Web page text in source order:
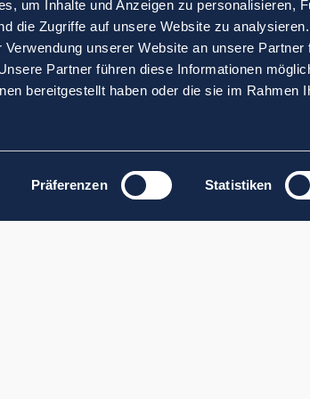
um Inhalte und Anzeigen zu personalisieren,
die Zugriffe auf unsere Website zu
unserer Website an unsere
Partner führen diese Informationen
bereitgestellt haben oder die sie im Rahmen
Präferenzen Statistiken